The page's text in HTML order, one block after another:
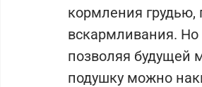
кормления грудью,
вскармливания. Но
позволяя будущей
подушку можно